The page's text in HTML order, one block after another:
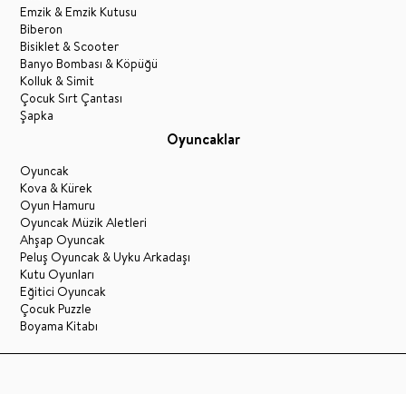
Emzik & Emzik Kutusu
Biberon
Bisiklet & Scooter
Banyo Bombası & Köpüğü
Kolluk & Simit
Çocuk Sırt Çantası
Şapka
Oyuncaklar
Oyuncak
Kova & Kürek
Oyun Hamuru
Oyuncak Müzik Aletleri
Ahşap Oyuncak
Peluş Oyuncak & Uyku Arkadaşı
Kutu Oyunları
Eğitici Oyuncak
Çocuk Puzzle
Boyama Kitabı